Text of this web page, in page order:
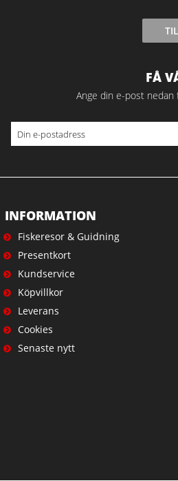
FÅ
Ange din e-post
INFORMATION
Fiskeresor & Guidning
Presentkort
Kundservice
Köpvillkor
Leverans
Cookies
Senaste nytt